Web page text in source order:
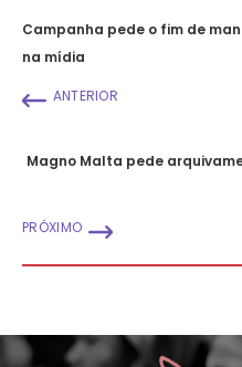
Campanha pede o fim de
na mídia
ANTERIOR
Magno Malta pede
PRÓXIMO